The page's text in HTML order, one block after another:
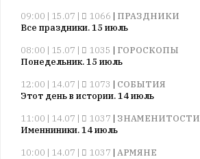
09:00 | 15.07 |
1066 | ПРАЗДНИКИ
Все праздники. 15 июль
08:00 | 15.07 |
1035 | ГОРОСКОПЫ
Понедельник. 15 июль
12:00 | 14.07 |
1073 | СОБЫТИЯ
Этот день в истории. 14 июль
11:00 | 14.07 |
1037 | ЗНАМЕНИТОСТИ
Именниники. 14 июль
10:00 | 14.07 |
1037 | АРМЯНЕ